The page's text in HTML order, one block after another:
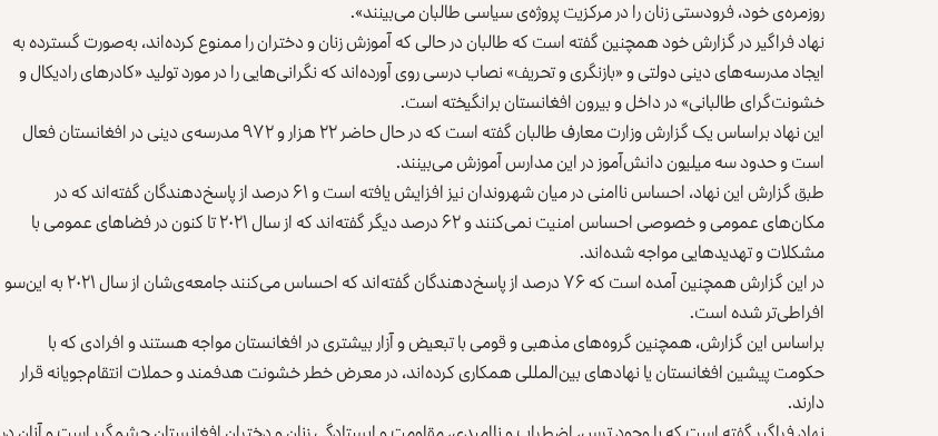
روزمره‌ی خود، فرودستی زنان را در مرکزیت پروژه‌ی سیاسی طالبان می‌بینند».
نهاد فراگیر در گزارش خود همچنین گفته است که طالبان در حالی که آموزش زنان و دختران را ممنوع کرده‌اند، به‌صورت گسترده به
ایجاد مدرسه‌های دینی دولتی و «بازنگری و تحریف» نصاب درسی روی آورده‌اند که نگرانی‌هایی را در مورد تولید «کادرهای رادیکال و
خشونت‌گرای طالبانی» در داخل و بیرون افغانستان برانگیخته است.
این نهاد براساس یک گزارش وزارت معارف طالبان گفته است که در حال حاضر ۲۲ هزار و ۹۷۲ مدرسه‌ی دینی در افغانستان فعال
است و حدود سه میلیون دانش‌آموز در این مدارس آموزش می‌بینند.
طبق گزارش این نهاد، احساس ناامنی در میان شهروندان نیز افزایش یافته است و ۶۱ درصد از پاسخ‌دهندگان گفته‌اند که در
مکان‌های عمومی و خصوصی احساس امنیت نمی‌کنند و ۶۲ درصد دیگر گفته‌اند که از سال ۲۰۲۱ تا کنون در فضاهای عمومی با
مشکلات و تهدیدهایی مواجه شده‌اند.
در این گزارش همچنین آمده است که ۷۶ درصد از پاسخ‌دهندگان گفته‌اند که احساس می‌کنند جامعه‌ی‌شان از سال ۲۰۲۱ به‌ این‌سو
افراطی‌تر شده است.
براساس این گزارش، همچنین گروه‌های مذهبی و قومی با تبعیض و آزار بیشتری در افغانستان مواجه هستند و افرادی که با
حکومت پیشین افغانستان یا نهادهای بین‌المللی همکاری کرده‌اند، در معرض خطر خشونت هدفمند و حملات انتقام‌جویانه قرار
دارند.